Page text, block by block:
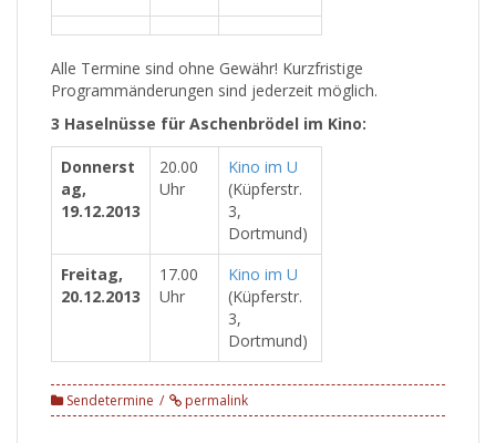
Alle Termine sind ohne Gewähr! Kurzfristige
Programmänderungen sind jederzeit möglich.
3 Haselnüsse für Aschenbrödel im Kino:
Donnerst
ag,
19.12.2013
20.00
Uhr
Kino im U
(Küpferstr.
3,
Dortmund)
Freitag,
20.12.2013
17.00
Uhr
Kino im U
(Küpferstr.
3,
Dortmund)
Sendetermine permalink